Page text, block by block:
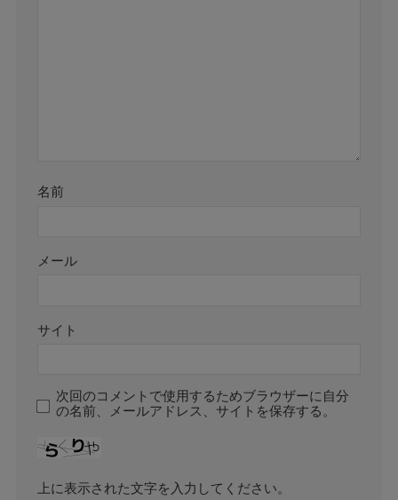
名前
メール
サイト
次回のコメントで使用するためブラウザーに自分
の名前、メールアドレス、サイトを保存する。
上に表示された文字を入力してください。